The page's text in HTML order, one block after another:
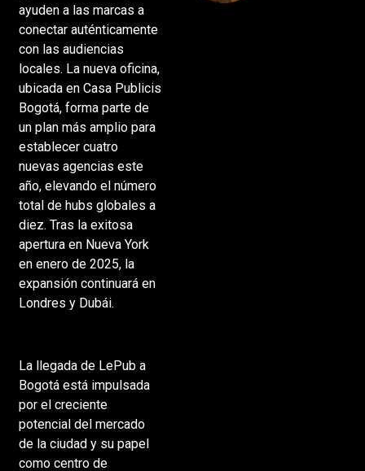
ayuden a las marcas a
conectar auténticamente
con las audiencias
locales. La nueva oficina,
ubicada en Casa Publicis
Bogotá, forma parte de
un plan más amplio para
establecer cuatro
nuevas agencias este
año, elevando el número
total de hubs globales a
diez. Tras la exitosa
apertura en Nueva York
en enero de 2025, la
expansión continuará en
Londres y Dubái.
La llegada de LePub a
Bogotá está impulsada
por el creciente
potencial del mercado
de la ciudad y su papel
como centro de